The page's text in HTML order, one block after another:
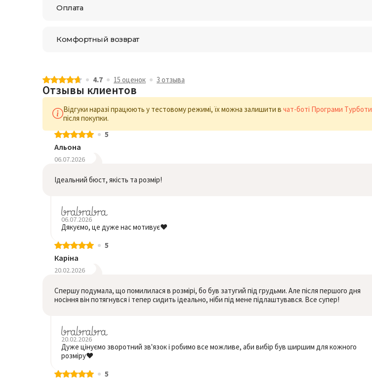
Оплата
Комфортный возврат
4.7 15 оценок 3 отзыва
Отзывы клиентов
Відгуки наразі працюють у тестовому режимі, їх можна залишити в чат-боті Програми Турботи
після покупки.
5
Альона
06.07.2026
Ідеальний бюст, якість та розмір!
06.07.2026
Дякуємо, це дуже нас мотивує❤️
5
Каріна
20.02.2026
Спершу подумала, що помилилася в розмірі, бо був затугий під грудьми. Але після першого дня
носіння він потягнувся і тепер сидить ідеально, ніби під мене підлаштувався. Все супер!
20.02.2026
Дуже цінуємо зворотний зв'язок і робимо все можливе, аби вибір був ширшим для кожного
розміру❤️
5